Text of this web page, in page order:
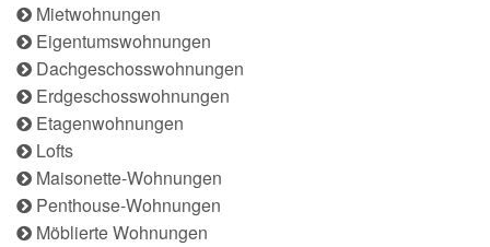
Mietwohnungen
Eigentumswohnungen
Dachgeschosswohnungen
Erdgeschosswohnungen
Etagenwohnungen
Lofts
Maisonette-Wohnungen
Penthouse-Wohnungen
Möblierte Wohnungen